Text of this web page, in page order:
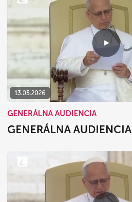
13.05.2026
GENERÁLNA AUDIENCIA
GENERÁLNA AUDIENCIA